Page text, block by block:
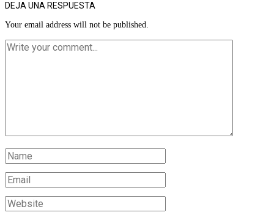
DEJA UNA RESPUESTA
Your email address will not be published.